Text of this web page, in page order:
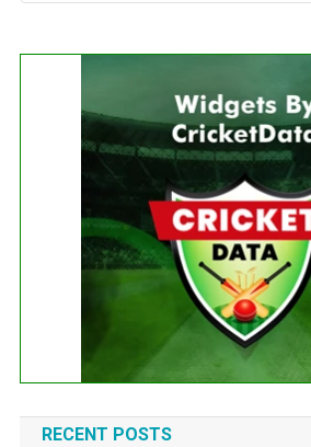
No live matches
See recent results
See fixtures
RECENT POSTS